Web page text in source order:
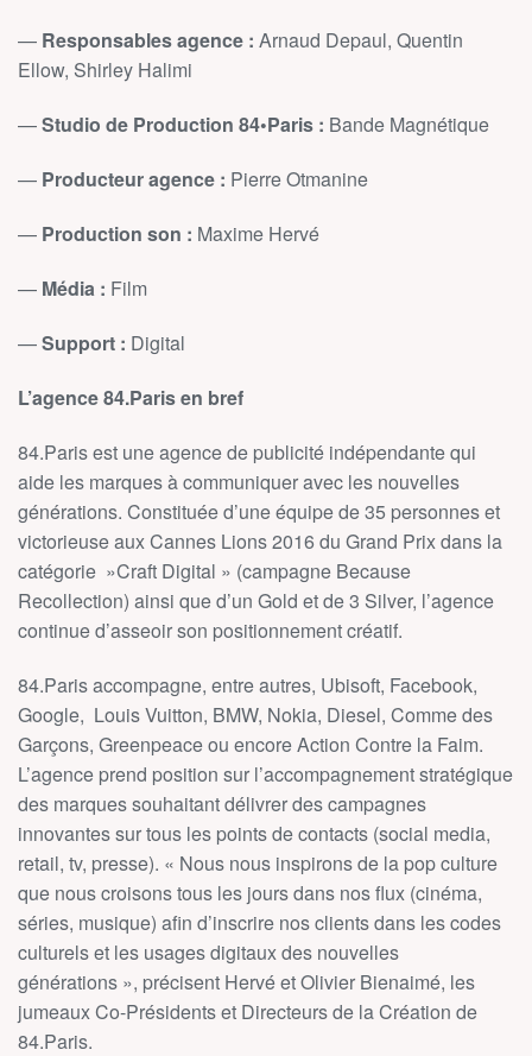
— Responsables agence : Arnaud Depaul, Quentin
Ellow, Shirley Halimi
—Studio de Production 84•Paris : Bande Magnétique
— Producteur agence : Pierre Otmanine
— Production son : Maxime Hervé
— Média : Film
—Support : Digital
L’agence 84.Paris en bref
84.Paris est une agence de publicité indépendante qui
aide les marques à communiquer avec les nouvelles
générations. Constituée d’une équipe de 35 personnes et
victorieuse aux Cannes Lions 2016 du Grand Prix dans la
catégorie »Craft Digital » (campagne Because
Recollection) ainsi que d’un Gold et de 3 Silver, l’agence
continue d’asseoir son positionnement créatif.
84.Paris accompagne, entre autres, Ubisoft, Facebook,
Google, Louis Vuitton, BMW, Nokia, Diesel, Comme des
Garçons, Greenpeace ou encore Action Contre la Faim.
L’agence prend position sur l’accompagnement stratégique
des marques souhaitant délivrer des campagnes
innovantes sur tous les points de contacts (social media,
retail, tv, presse). « Nous nous inspirons de la pop culture
que nous croisons tous les jours dans nos flux (cinéma,
séries, musique) afin d’inscrire nos clients dans les codes
culturels et les usages digitaux des nouvelles
générations », précisent Hervé et Olivier Bienaimé, les
jumeaux Co-Présidents et Directeurs de la Création de
84.Paris.